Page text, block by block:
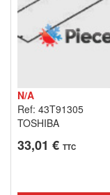
N/A
Ref: 43T91305
TOSHIBA
33,01 € TTC